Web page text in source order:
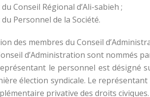
Conseil Régional d’Ali-sabieh ;
Personnel de la Société.
des membres du Conseil
d’Administration sont nommés
le personnel est
élection syndicale. Le
privative des droits civiques.